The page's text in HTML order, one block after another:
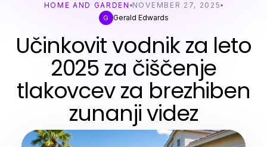
HOME AND GARDEN NOVEMBER 27, 2025
G Gerald Edwards
Učinkovit vodnik za leto
2025 za čiščenje
tlakovcev za brezhiben
zunanji videz